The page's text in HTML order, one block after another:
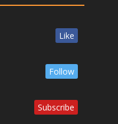
Like
Follow
Subscribe